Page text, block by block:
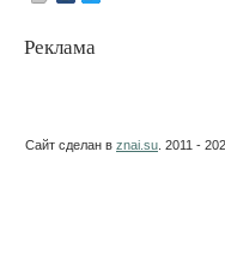
Реклама
Сайт сделан в znai.su . 2011 -